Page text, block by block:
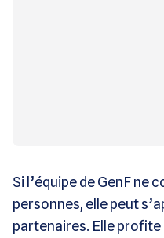
Si l’équipe de GenF ne
personnes, elle peut
partenaires. Elle